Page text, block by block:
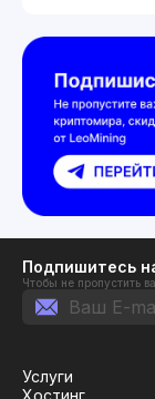
Подпишитесь
Чтобы не пропустить
Услуги